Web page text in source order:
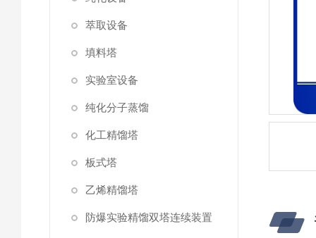
萃取设备
填料塔
实验室设备
纯化分子蒸馏
化工精馏塔
板式塔
乙烯精馏塔
防爆实验精馏双塔连续装置